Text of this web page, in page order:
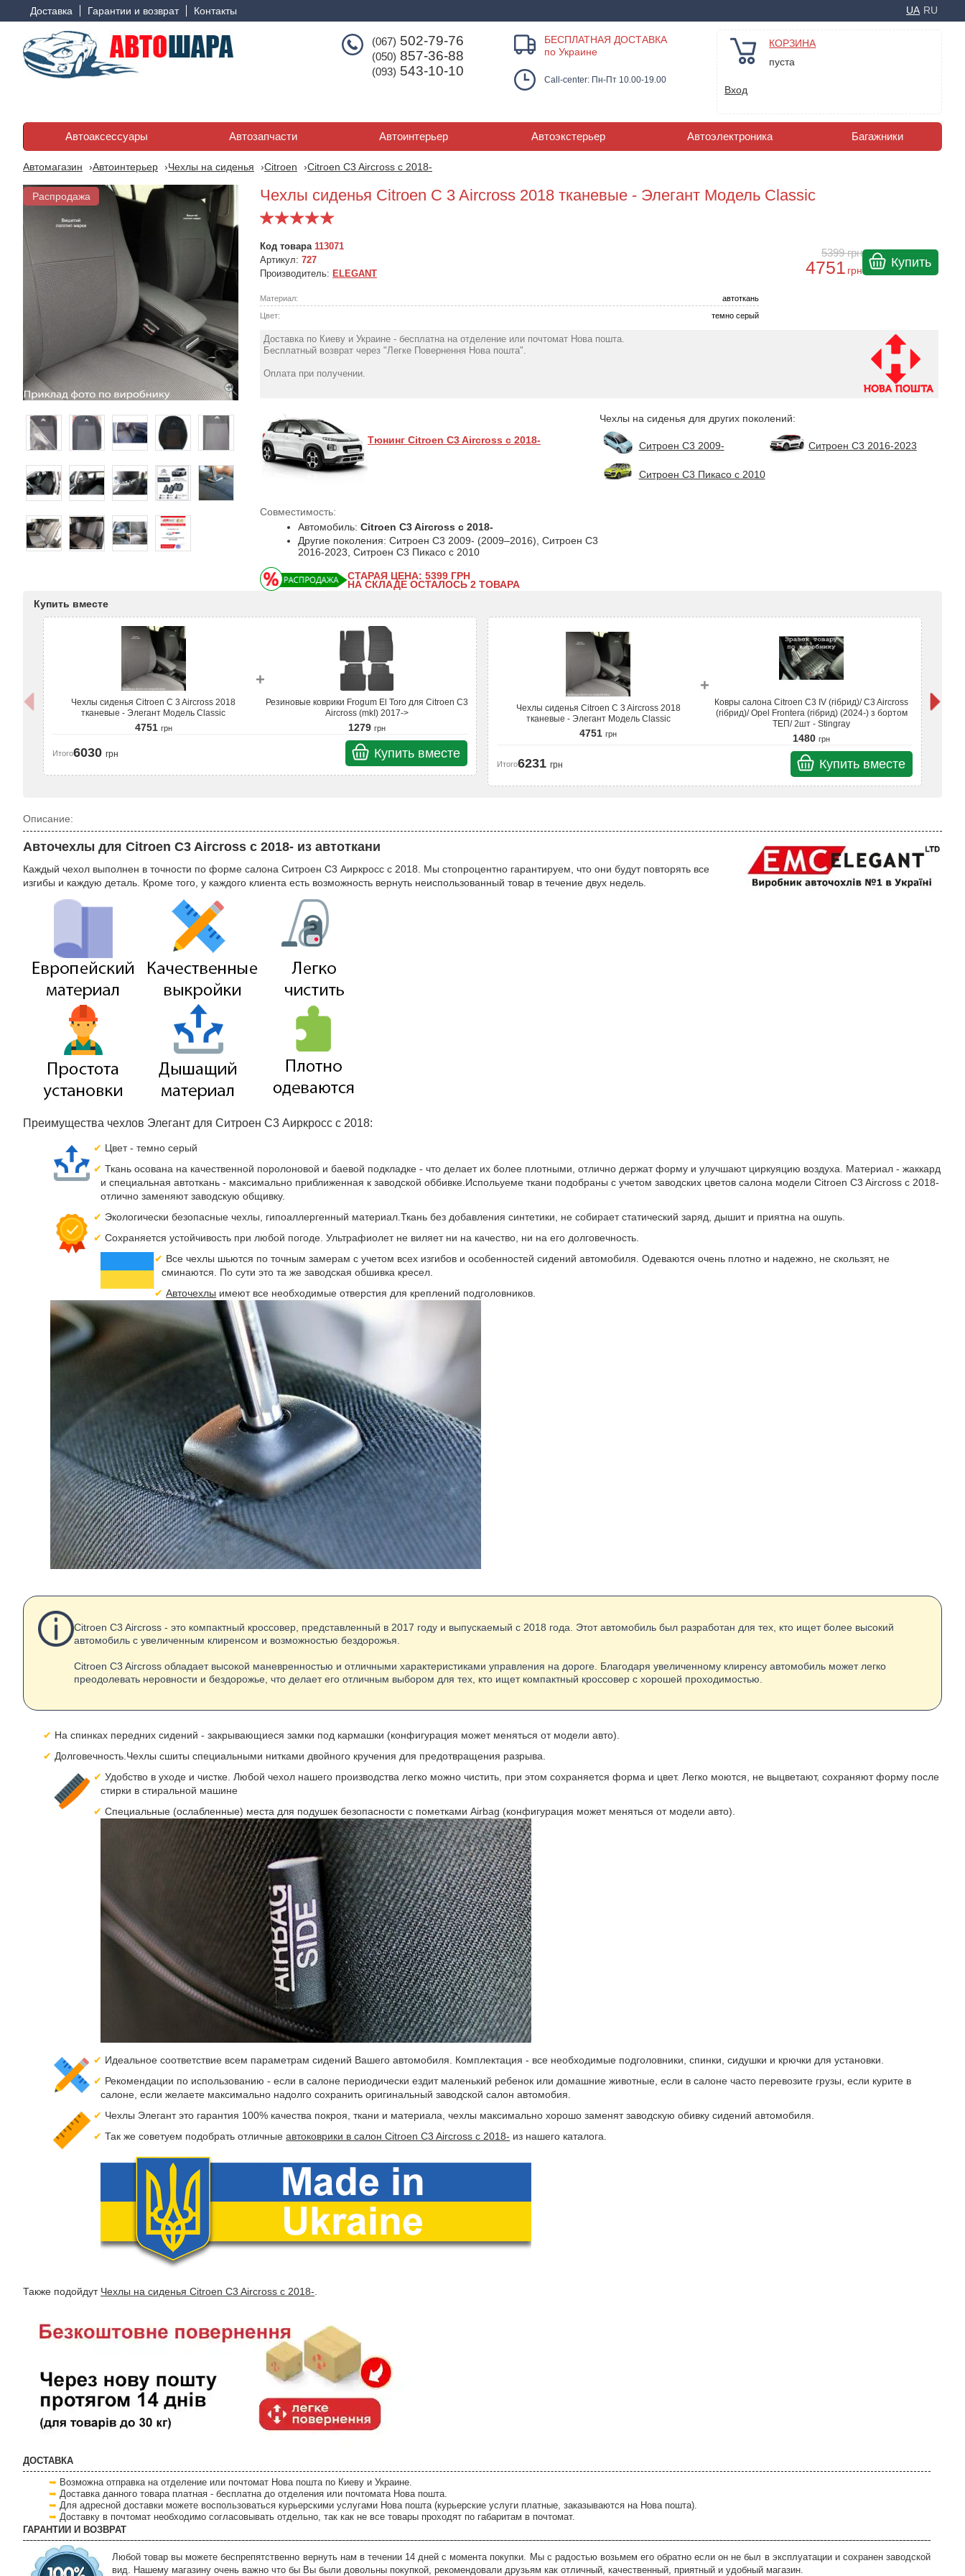
Доставка Гарантии и возврат Контакты UA RU
(067) 502-79-76
(050) 857-36-88
(093) 543-10-10
БЕСПЛАТНАЯ ДОСТАВКА
по Украине
Call-center: Пн-Пт 10.00-19.00
КОРЗИНА
пуста
Вход
Автоаксессуары Автозапчасти Автоинтерьер Автоэкстерьер Автоэлектроника Багажники
Автомагазин Автоинтерьер Чехлы на сиденья Citroen Citroen C3 Aircross с 2018-
Распродажа Чехлы сиденья Citroen C 3 Aircross 2018 тканевые - Элегант Модель Classic
Код товара 113071
Артикул: 727
Производитель: ELEGANT
Материал:
автоткань
Цвет:
темно серый
5399грн
4751 грн
Купить
Доставка по Киеву и Украине - бесплатна на отделение или почтомат Нова пошта.
Бесплатный возврат через "Легке Повернення Нова пошта".
Оплата при получении.
Тюнинг Citroen C3 Aircross с 2018-
Совместимость:
Автомобиль: Citroen C3 Aircross с 2018-
Другие поколения: Ситроен С3 2009- (2009–2016), Ситроен С3
2016-2023, Ситроен С3 Пикасо с 2010
Чехлы на сиденья для других поколений:
Ситроен С3 2009- Ситроен С3 2016-2023
Ситроен С3 Пикасо с 2010
СТАРАЯ ЦЕНА: 5399 ГРН
НА СКЛАДЕ ОСТАЛОСЬ 2 ТОВАРА
Купить вместе
Чехлы сиденья Citroen C 3 Aircross 2018
тканевые - Элегант Модель Classic
4751 грн
+
Резиновые коврики Frogum El Toro для Citroen C3
Aircross (mkI) 2017->
1279 грн
Итого6030 грн Купить вместе
Чехлы сиденья Citroen C 3 Aircross 2018
тканевые - Элегант Модель Classic
4751грн
+
Ковры салона Citroen C3 IV (гібрид)/ C3 Aircross
(гібрид)/ Opel Frontera (гібрид) (2024-) з бортом
ТЕП/ 2шт - Stingray
1480грн
Итого6231грн Купить вместе
Описание:
Авточехлы для Citroen C3 Aircross с 2018- из автоткани
Каждый чехол выполнен в точности по форме салона Ситроен С3 Аиркросс с 2018. Мы стопроцентно гарантируем, что они будут повторять все
изгибы и каждую деталь. Кроме того, у каждого клиента есть возможность вернуть неиспользованный товар в течение двух недель.
Преимущества чехлов Элегант для Ситроен С3 Аиркросс с 2018:
Цвет - темно серый
Ткань осована на качественной поролоновой и баевой подкладке - что делает их более плотными, отлично держат форму и улучшают циркуяцию воздуха. Материал - жаккард
и специальная автоткань - максимально приближенная к заводской оббивке.Испольуеме ткани подобраны с учетом заводских цветов салона модели Citroen C3 Aircross с 2018-
отлично заменяют заводскую общивку.
Экологически безопасные чехлы, гипоаллергенный материал.Ткань без добавления синтетики, не собирает статический заряд, дышит и приятна на ошупь.
Сохраняется устойчивость при любой погоде. Ультрафиолет не виляет ни на качество, ни на его долговечность.
Все чехлы шьются по точным замерам с учетом всех изгибов и особенностей сидений автомобиля. Одеваются очень плотно и надежно, не скользят, не
сминаются. По сути это та же заводская обшивка кресел.
Авточехлы имеют все необходимые отверстия для креплений подголовников.
Citroen C3 Aircross - это компактный кроссовер, представленный в 2017 году и выпускаемый с 2018 года. Этот автомобиль был разработан для тех, кто ищет более высокий
автомобиль с увеличенным клиренсом и возможностью бездорожья.
Citroen C3 Aircross обладает высокой маневренностью и отличными характеристиками управления на дороге. Благодаря увеличенному клиренсу автомобиль может легко
преодолевать неровности и бездорожье, что делает его отличным выбором для тех, кто ищет компактный кроссовер с хорошей проходимостью.
На спинках передних сидений - закрывающиеся замки под кармашки (конфигурация может меняться от модели авто).
Долговечность.Чехлы сшиты специальными нитками двойного кручения для предотвращения разрыва.
Удобство в уходе и чистке. Любой чехол нашего производства легко можно чистить, при этом сохраняется форма и цвет. Легко моются, не выцветают, сохраняют форму после
стирки в стиральной машине
Специальные (ослабленные) места для подушек безопасности с пометками Airbag (конфигурация может меняться от модели авто).
Идеальное соответствие всем параметрам сидений Вашего автомобиля. Комплектация - все необходимые подголовники, спинки, сидушки и крючки для установки.
Рекомендации по использованию - если в салоне периодически ездит маленький ребенок или домашние животные, если в салоне часто перевозите грузы, если курите в
салоне, если желаете максимально надолго сохранить оригинальный заводской салон автомобия.
Чехлы Элегант это гарантия 100% качества покроя, ткани и материала, чехлы максимально хорошо заменят заводскую обивку сидений автомобиля.
Так же советуем подобрать отличныеавтоковрики в салон Citroen C3 Aircross с 2018- из нашего каталога.
Также подойдут Чехлы на сиденья Citroen C3 Aircross с 2018-
ДОСТАВКА
Возможна отправка на отделение или почтомат Нова пошта по Киеву и Украине.
Доставка данного товара платная - бесплатна до отделения или почтомата Нова пошта.
Для адресной доставки можете воспользоваться курьерскими услугами Нова пошта (курьерские услуги платные, заказываются на Нова пошта).
Доставку в почтомат необходимо согласовывать отдельно, так как не все товары проходят по габаритам в почтомат.
ГАРАНТИИ И ВОЗВРАТ
Любой товар вы можете беспрепятственно вернуть нам в течении 14 дней с момента покупки. Мы с радостью возьмем его обратно если он не был в эксплуатации и сохранен заводской
вид. Нашему магазину очень важно что бы Вы были довольны покупкой, рекомендовали друзьям как отличный, качественный, приятный и удобный магазин.